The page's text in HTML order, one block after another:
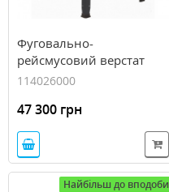
Фуговально-
рейсмусовий верстат
Metabo HC 260 C/2,2
114026000
47 300 грн
Найбільш до вподоби